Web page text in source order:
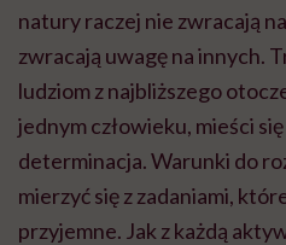
natury raczej nie zwracają
zwracają uwagę na innych.
ludziom z najbliższego
jednym człowieku, mieści
determinacja. Warunki do
mierzyć się z zadaniami,
przyjemne. Jak z każdą